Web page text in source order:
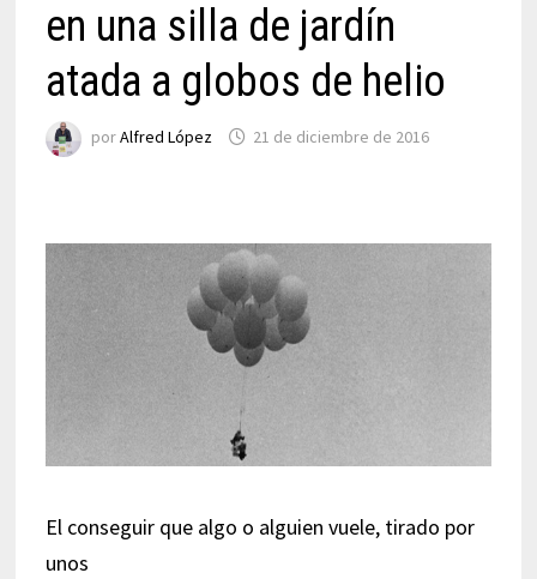
en una silla de jardín
atada a globos de helio
porAlfred López 21 de diciembre de 2016
El conseguir que algo o alguien vuele, tirado por
unos